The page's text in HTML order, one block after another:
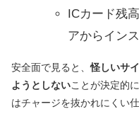
ICカード残
アからイン
安全面で見ると、怪しいサ
ようとしないことが決定的
はチャージを抜かれにくい